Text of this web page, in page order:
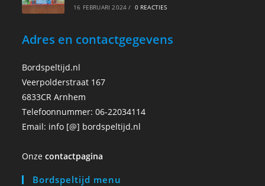
16 FEBRUARI 2024 / 0 REACTIES
Adres en contactgegevens
Bordspeltijd.nl
Veerpolderstraat 167
6833CR Arnhem
Telefoonnummer: 06-22034114
Email: info [@] bordspeltijd.nl
Onzecontactpagina
Bordspeltijd menu